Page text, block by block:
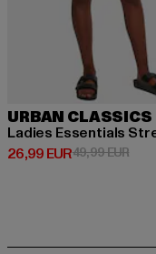
URBAN CLASSICS
26,99 EUR
Prix courant: 26,99 EUR
49,99 EURPrix